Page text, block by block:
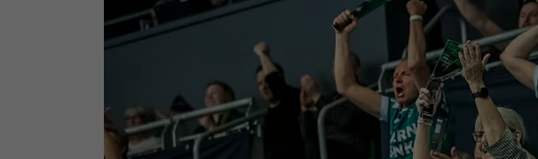
Presse
Samarbejdsklubber
Skjern Bank Grand Prix
Nyhedsbrev